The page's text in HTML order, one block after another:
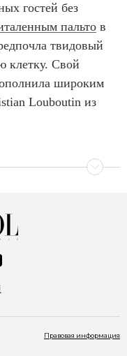
гостей без
пальто в
твидовый
клетку. Свой
широким
Louboutin из
Правовая информация